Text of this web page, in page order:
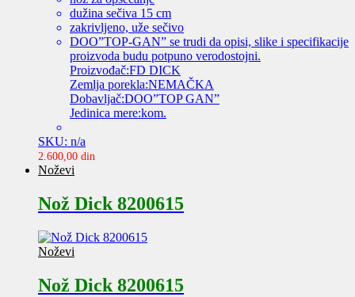
dužina sečiva 15 cm
zakrivljeno, uže sečivo
DOO”TOP-GAN” se trudi da opisi, slike i specifikacije
proizvoda budu potpuno verodostojni.
Proizvođač:FD DICK
Zemlja porekla:NEMAČKA
Dobavljač:DOO”TOP GAN”
Jedinica mere:kom.
SKU: n/a
2.600,00 din
Noževi
Nož Dick 8200615
Noževi
Nož Dick 8200615